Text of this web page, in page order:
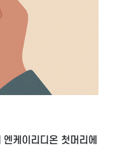
엔케이리디온 첫머리에